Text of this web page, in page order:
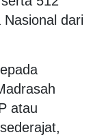
dari
atau